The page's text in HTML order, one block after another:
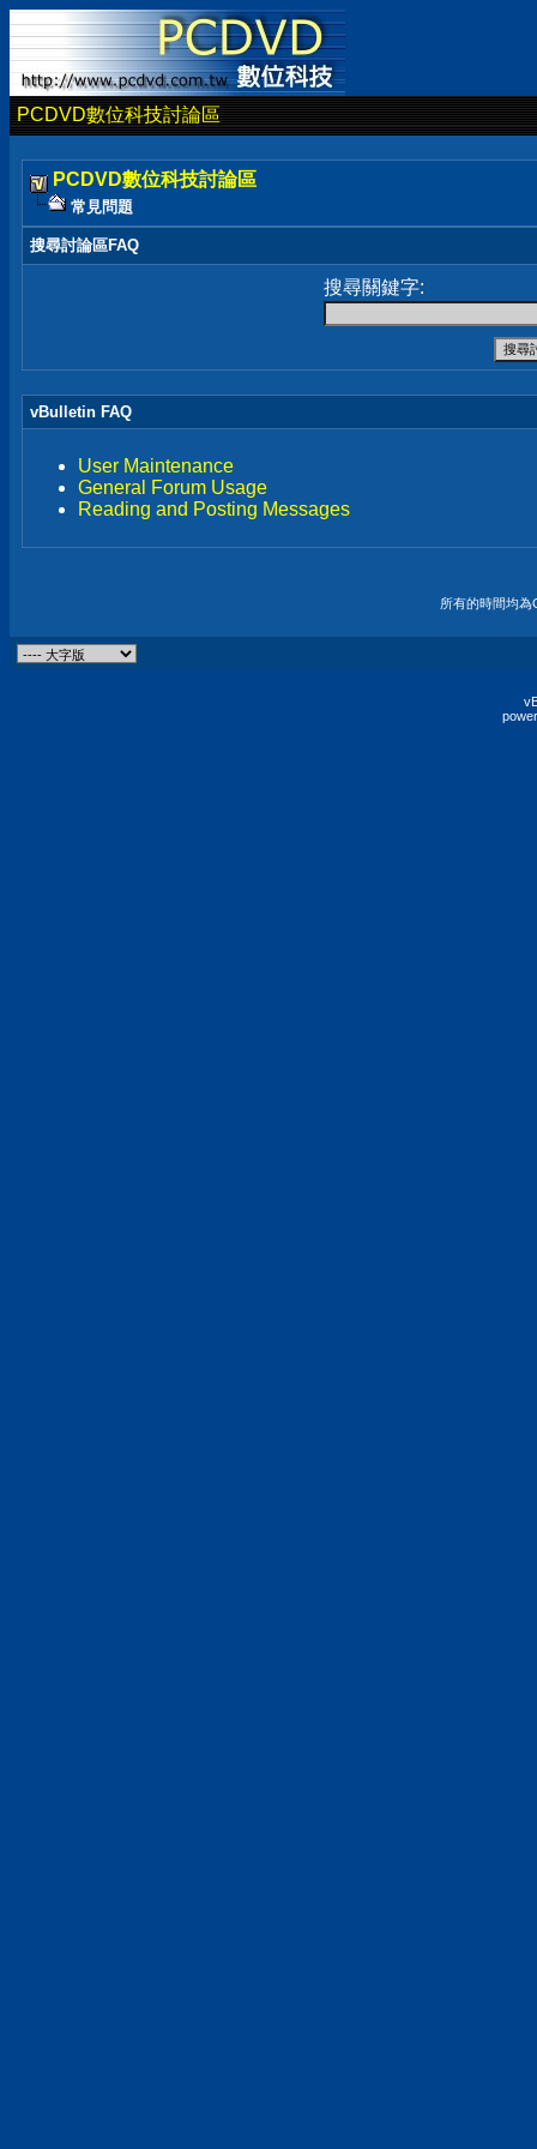
PCDVD數位科技討論區
PCDVD數位科技討論區
常見問題
搜尋討論區FAQ
搜尋關鍵字:
vBulletin FAQ
User Maintenance
General Forum Usage
Reading and Posting Messages
所有的時間均為